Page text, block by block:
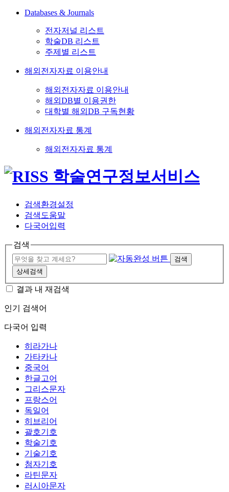
Databases & Journals
전자저널 리스트
학술DB 리스트
주제별 리스트
해외전자자료 이용안내
해외전자자료 이용안내
해외DB별 이용권한
대학별 해외DB 구독현황
해외전자자료 통계
해외전자자료 통계
검색환경설정
검색도움말
다국어입력
검색
검색
상세검색
결과 내 재검색
인기 검색어
다국어 입력
히라가나
가타카나
중국어
한글고어
그리스문자
프랑스어
독일어
히브리어
괄호기호
학술기호
기술기호
첨자기호
라틴문자
러시아문자